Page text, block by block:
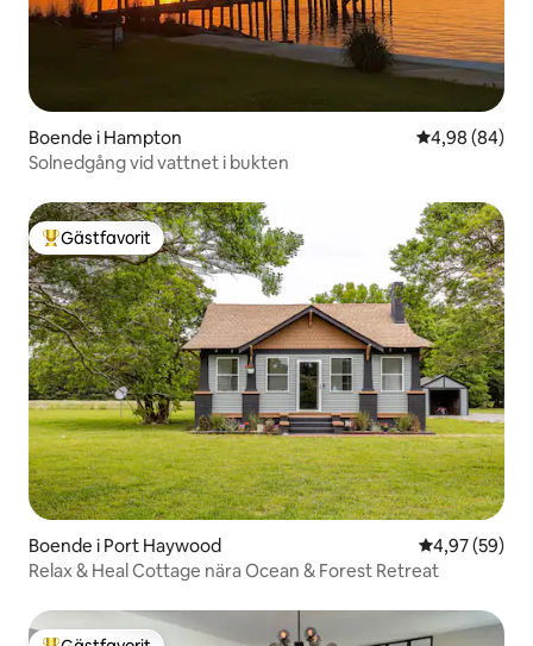
Boende i Hampton 4,98 av 5 i
4,98 (84)
Solnedgång vid vattnet i bukten
Populär gästfavorit
Gästfavorit
Boende i Port Haywood 4,97 av 5 i
4,97 (59)
Relax & Heal Cottage nära Ocean & Forest Retreat